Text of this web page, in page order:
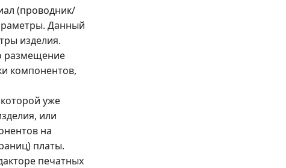
(проводник/
Данный
изделия.
размещение
компонентов,
уже
или
на
платы.
печатных